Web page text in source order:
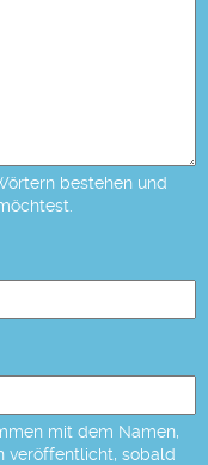
bestehen und
mit dem Namen,
veröffentlicht, sobald